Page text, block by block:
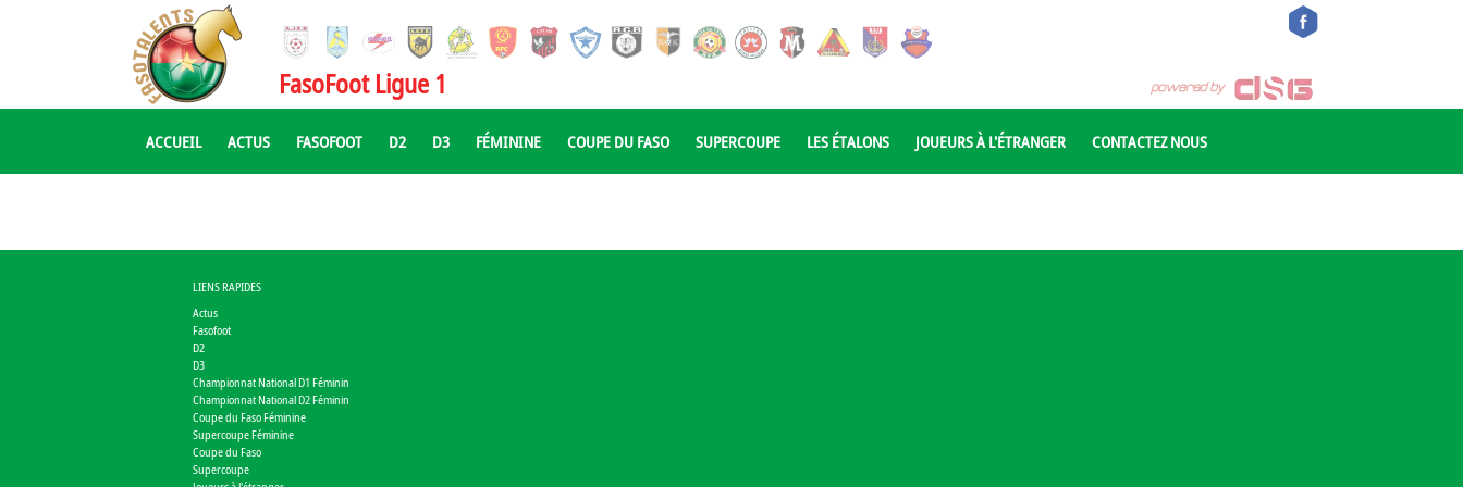
FasoFoot Ligue 1
ACCUEIL ACTUS FASOFOOT D2 D3 FÉMININE COUPE DU FASO SUPERCOUPE LES ÉTALONS JOUEURS À L'ÉTRANGER CONTACTEZ NOUS
LIENS RAPIDES
Actus
Fasofoot
D2
D3
Championnat National D1 Féminin
Championnat National D2 Féminin
Coupe du Faso Féminine
Supercoupe Féminine
Coupe du Faso
Supercoupe